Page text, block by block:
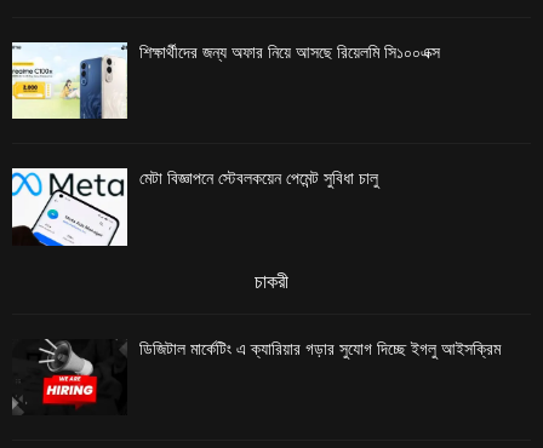
শিক্ষার্থীদের জন্য অফার নিয়ে আসছে রিয়েলমি সি১০০এক্স
মেটা বিজ্ঞাপনে স্টেবলকয়েন পেমেন্ট সুবিধা চালু
চাকরী
ডিজিটাল মার্কেটিং এ ক্যারিয়ার গড়ার সুযোগ দিচ্ছে ইগলু আইসক্রিম